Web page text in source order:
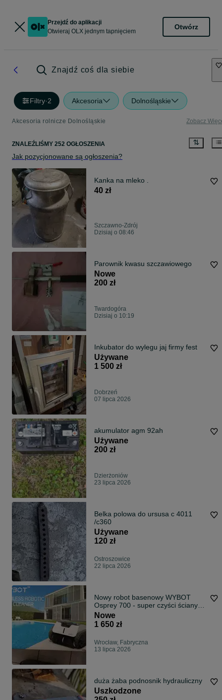
Przejdź do aplikacji
Otwieraj OLX jednym tapnięciem
Otwórz
Znajdź coś dla siebie
Filtry·2 Akcesoria Dolnośląskie
Akcesoria rolnicze Dolnośląskie Zobacz
ZNALEŹLIŚMY 252 OGŁOSZENIA
Jak pozycjonowane są ogłoszenia?
Kanka na mleko .
40 zł
Szczawno-Zdrój
Dzisiaj o 08:46
Parownik kwasu szczawiowego
Nowe
200 zł
Twardogóra
Dzisiaj o 10:19
Inkubator do wylegu jaj firmy fest
Używane
1 500 zł
Dobrzeń
07 lipca 2026
akumulator agm 92ah
Używane
200 zł
Dzierżoniów
23 lipca 2026
Belka polowa do ursusa c 4011
/c360
Używane
120 zł
Ostroszowice
22 lipca 2026
Nowy robot basenowy WYBOT
Osprey 700 - super czyści ściany i
dno basenu
Nowe
1 650 zł
Wrocław, Fabryczna
13 lipca 2026
duża żaba podnosnik hydrauliczny
Uszkodzone